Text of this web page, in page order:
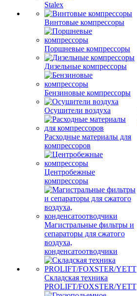
Stalex
Винтовые компрессоры
Поршневые компрессоры
Дизельные компрессоры
Бензиновые компрессоры
Осушители воздуха
Расходные материалы для
компрессоров
Центробежные
компрессоры
Магистральные фильтры и
сепараторы для сжатого
воздуха,
конденсатоотводчики
Складская техника
PROLIFT/FOXSTER/YETT